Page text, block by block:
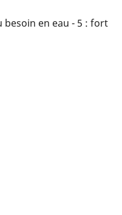
besoin en eau - 5 : fort